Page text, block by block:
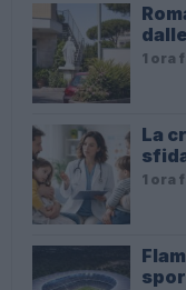
1 ora
La
1 ora